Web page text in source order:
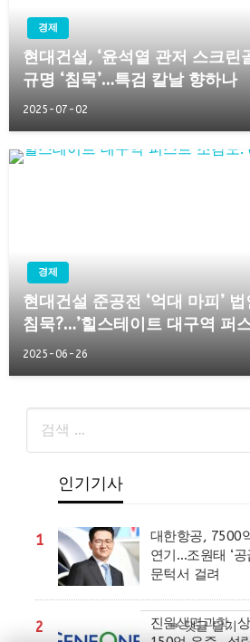
경제
현대건설, ‘윤석열 관저 스크린
규명 ‘침묵’…특검 칼날 향하나
2025-07-02
경제
현대건설 준공전 ‘억대 마피’
침묵?…’힐스테이트 대구역 퍼
2025-06-26
인기기사
1
대한항공, 7500
연기…조원태 ‘
문턱서 걸려
2
진원생명과학,
✏ 댓글 달기